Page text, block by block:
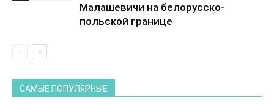
Малашевичи на белорусско-
польской границе
САМЫЕ ПОПУЛЯРНЫЕ